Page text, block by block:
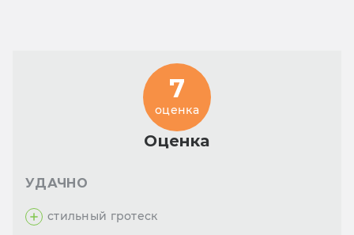
Оценка
7
оценка
УДАЧНО
стильный гротеск